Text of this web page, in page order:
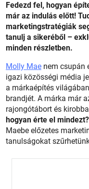
Fedezd fel, hogyan
már az indulás előtt!
marketingstratégiák
tanulj a sikeréből –
minden részletben.
Molly Mae nem csupán
igazi közösségi média
a márkaépítés
brandjét. A márka már
rajongótábort és
hogyan érte el mindezt?
Maebe előzetes
tanulságokat